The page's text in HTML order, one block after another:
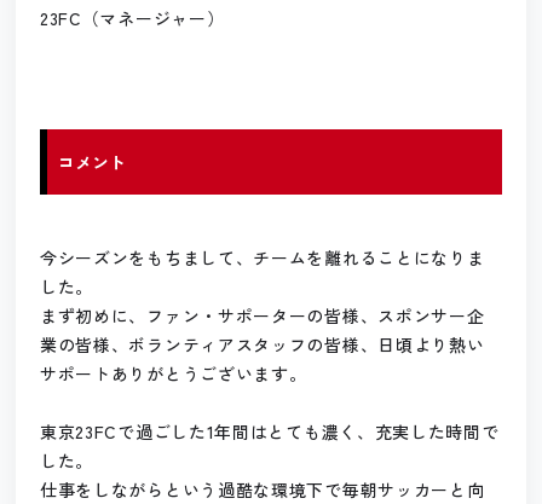
23FC（マネージャー）
コメント
今シーズンをもちまして、チームを離れることになりま
した。
まず初めに、ファン・サポーターの皆様、スポンサー企
業の皆様、ボランティアスタッフの皆様、日頃より熱い
サポートありがとうございます。
東京23FCで過ごした1年間はとても濃く、充実した時間で
した。
仕事をしながらという過酷な環境下で毎朝サッカーと向